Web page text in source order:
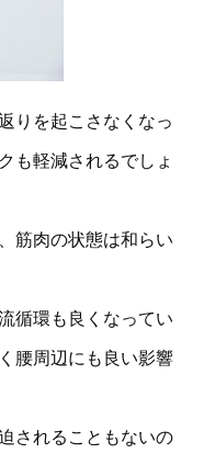
りを起こさなくなっ
も軽減されるでしょ
筋肉の状態は和らい
循環も良くなってい
腰周辺にも良い影響
されることもないの